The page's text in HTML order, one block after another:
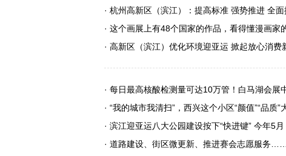
· 杭州高新区（滨江）：提高标准 强势推进 全
· 这个画展上有48个国家的作品，看得懂漫画家
· 高新区（滨江）优化环境迎亚运 掀起放心消费
· 每日最高核酸检测量可达10万管！白马湖会展
· “我的城市我清扫”，西兴这个小区“颜值”“品质”
· 滨江迎亚运八大公园建设按下“快进键” 今年5
· 道路建设、街区微更新、推进赛会志愿服务